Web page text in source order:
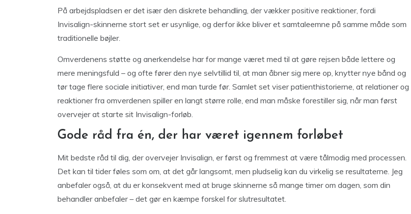
På arbejdspladsen er det især den diskrete behandling, der vækker positive reaktioner, fordi
Invisalign-skinnerne stort set er usynlige, og derfor ikke bliver et samtaleemne på samme måde som
traditionelle bøjler.
Omverdenens støtte og anerkendelse har for mange været med til at gøre rejsen både lettere og
mere meningsfuld – og ofte fører den nye selvtillid til, at man åbner sig mere op, knytter nye bånd og
tør tage flere sociale initiativer, end man turde før. Samlet set viser patienthistorierne, at relationer og
reaktioner fra omverdenen spiller en langt større rolle, end man måske forestiller sig, når man først
overvejer at starte sit Invisalign-forløb.
Gode råd fra én, der har været igennem forløbet
Mit bedste råd til dig, der overvejer Invisalign, er først og fremmest at være tålmodig med processen.
Det kan til tider føles som om, at det går langsomt, men pludselig kan du virkelig se resultaterne. Jeg
anbefaler også, at du er konsekvent med at bruge skinnerne så mange timer om dagen, som din
behandler anbefaler – det gør en kæmpe forskel for slutresultatet.